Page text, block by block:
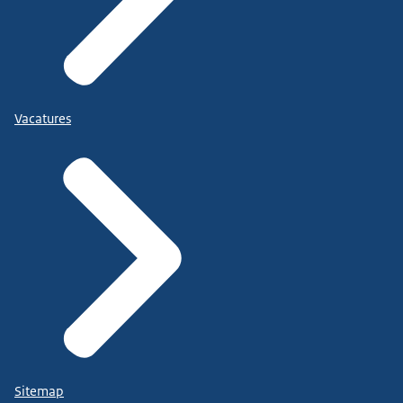
Vacatures
Sitemap